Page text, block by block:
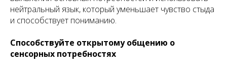
нейтральный язык, который уменьшает чувство стыда
и способствует пониманию.
Способствуйте открытому общению о
сенсорных потребностях